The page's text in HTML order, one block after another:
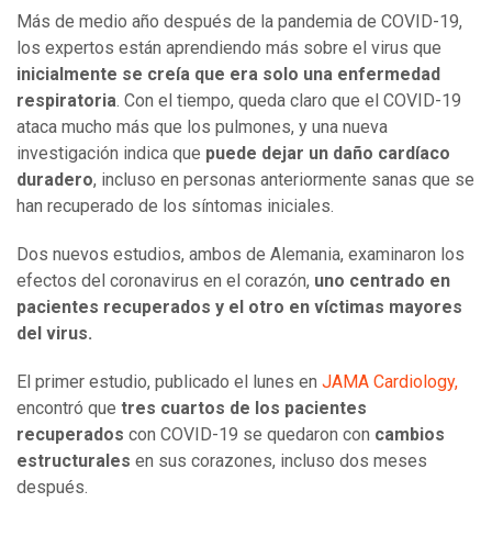
Más de medio año después de la pandemia de COVID-19,
los expertos están aprendiendo más sobre el virus que
inicialmente se creía que era solo una enfermedad
respiratoria. Con el tiempo, queda claro que el COVID-19
ataca mucho más que los pulmones, y una nueva
investigación indica que puede dejar un daño cardíaco
duradero, incluso en personas anteriormente sanas que se
han recuperado de los síntomas iniciales.
Dos nuevos estudios, ambos de Alemania, examinaron los
efectos del coronavirus en el corazón, uno centrado en
pacientes recuperados y el otro en víctimas mayores
del virus.
El primer estudio, publicado el lunes en JAMA Cardiology,
encontró que tres cuartos de los pacientes
recuperados con COVID-19 se quedaron con cambios
estructurales en sus corazones, incluso dos meses
después.